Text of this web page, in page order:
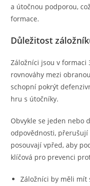
a útočnou podporou,
formace.
Důležitost
Záložníci jsou v
rovnováhy mezi
schopní pokrýt
hru s útočníky.
Obvykle se jeden nebo
odpovědnosti, přerušují
posouvají vpřed, aby
klíčová pro prevenci
Záložníci by měli